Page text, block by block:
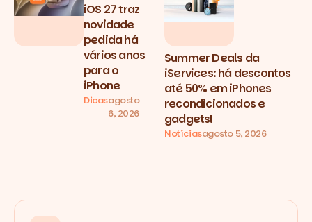
iOS 27 traz
novidade
pedida há
vários anos
para o
iPhone
Dicasagosto
6, 2026
Summer Deals da
iServices: há descontos
até 50% em iPhones
recondicionados e
gadgets!
Notíciasagosto 5, 2026